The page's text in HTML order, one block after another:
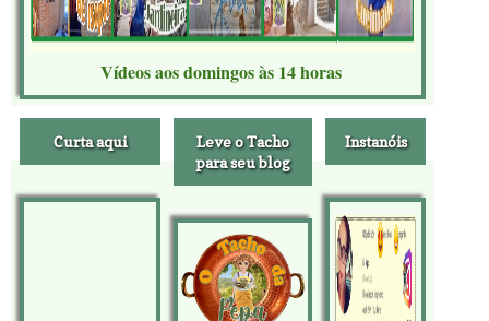
Vídeos aos domingos às 14 horas
Curta aqui
Leve o Tacho
para seu blog
Instanóis